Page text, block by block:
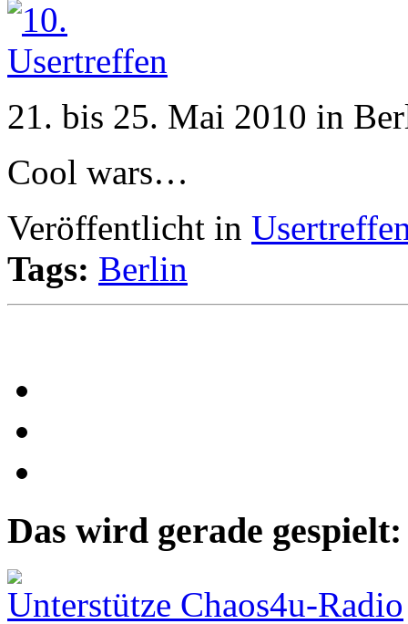
21. bis 25. Mai 2010 in
Cool wars…
Veröffentlicht in
Tags: Berlin
Das wird gerade gespielt:
Unterstütze Chaos4u-Radio